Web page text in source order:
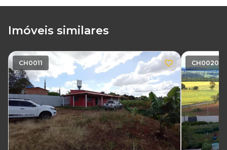
Imóveis similares
CH0011 CH0020